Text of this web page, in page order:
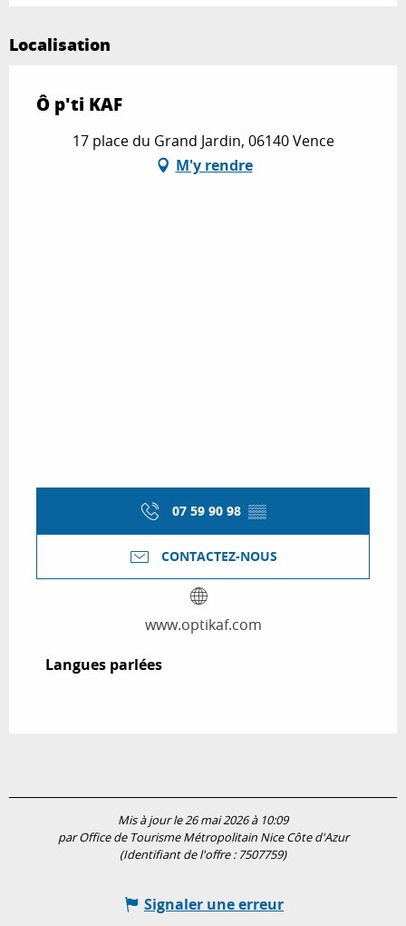
Localisation
Ô p'ti KAF
17 place du Grand Jardin, 06140 Vence
M'y rendre
07 59 90 98 ▒▒
CONTACTEZ-NOUS
www.optikaf.com
Langues parlées
Langues parlées
Mis à jour le 26 mai 2026 à 10:09
par Office de Tourisme Métropolitain Nice Côte d'Azur
(Identifiant de l'offre : 7507759)
Signaler une erreur